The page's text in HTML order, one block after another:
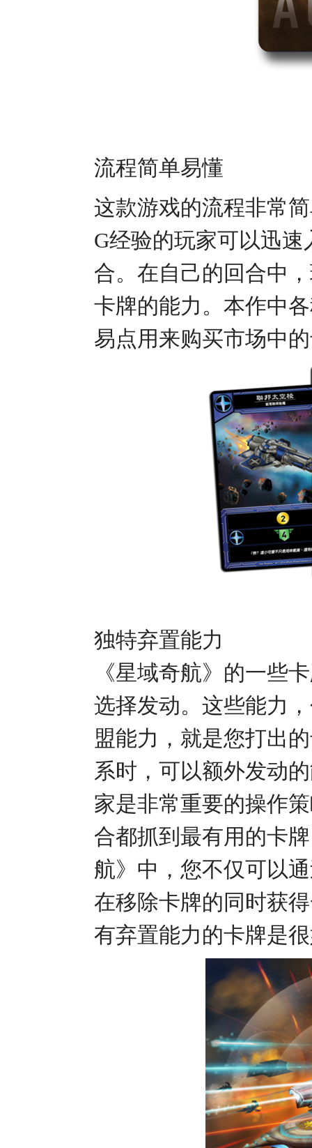
流程简单易懂
这款游戏的流程非常
G经验的玩家可以迅
合。在自己的回合中
卡牌的能力。本作中
易点用来购买市场中
独特弃置能力
《星域奇航》的一些
选择发动。这些能力
盟能力，就是您打出
系时，可以额外发动
家是非常重要的操作
合都抓到最有用的卡
航》中，您不仅可以
在移除卡牌的同时获
有弃置能力的卡牌是